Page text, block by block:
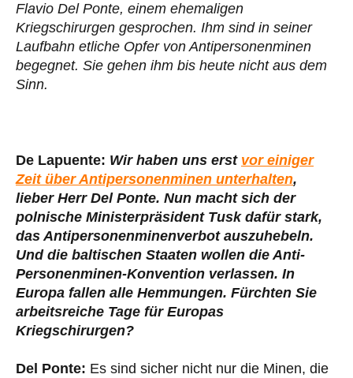
Flavio Del Ponte, einem ehemaligen
Kriegschirurgen gesprochen. Ihm sind in seiner
Laufbahn etliche Opfer von Antipersonenminen
begegnet. Sie gehen ihm bis heute nicht aus dem
Sinn.
De Lapuente: Wir haben uns erst vor einiger
Zeit über Antipersonenminen unterhalten,
lieber Herr Del Ponte. Nun macht sich der
polnische Ministerpräsident Tusk dafür stark,
das Antipersonenminenverbot auszuhebeln.
Und die baltischen Staaten wollen die Anti-
Personenminen-Konvention verlassen. In
Europa fallen alle Hemmungen. Fürchten Sie
arbeitsreiche Tage für Europas
Kriegschirurgen?
Del Ponte: Es sind sicher nicht nur die Minen, die